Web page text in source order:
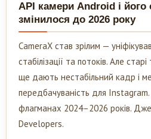
API камери Android і
змінилося до 2026 року
CameraX став зрілим —
стабілізації та потоків. Але
ще дають нестабільний кадр і
передбачуваність для
флагманах 2024–2026 років.
Developers.